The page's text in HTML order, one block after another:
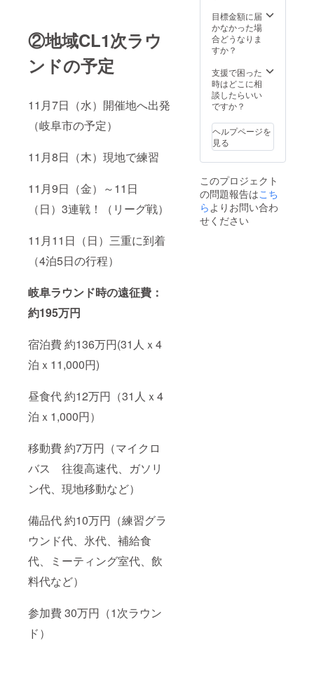
②地域CL1次ラウ
ンドの予定
11月7日（水）開催地へ出発
（岐阜市の予定）
11月8日（木）現地で練習
11月9日（金）～11日
（日）3連戦！（リーグ戦）
11月11日（日）三重に到着
（4泊5日の行程）
岐阜ラウンド時の遠征費：
約195万円
宿泊費 約136万円(31人ｘ4
泊ｘ11,000円)
昼食代 約12万円（31人ｘ4
泊ｘ1,000円）
移動費 約7万円（マイクロ
バス 往復高速代、ガソリ
ン代、現地移動など）
備品代 約10万円（練習グラ
ウンド代、氷代、補給食
代、ミーティング室代、飲
料代など）
参加費 30万円（1次ラウン
ド）
（5-0）
北原毅
之 今後
画も本
特典に
含まれ
ます。
京都文
京区の
JFAハ
されま
す。 貴
方の手
で鈴鹿
ミテッ
ドFCの
グルー
プを掴
ことが
出来ま
す。 現
地まで
の交通
です。
どなた
でもお
申込頂
が、当
日鈴鹿
市内の
会場
定）に
お越し
いただ
ける方
ます。
JFL昇格
を逃し
た際
は、今
目標金額に届
かなかった場
合どうなりま
すか？
支援で困った
時はどこに相
談したらいい
ですか？
ヘルプページを
見る
このプロジェクト
の問題報告はこち
ら よりお問い合わ
せください